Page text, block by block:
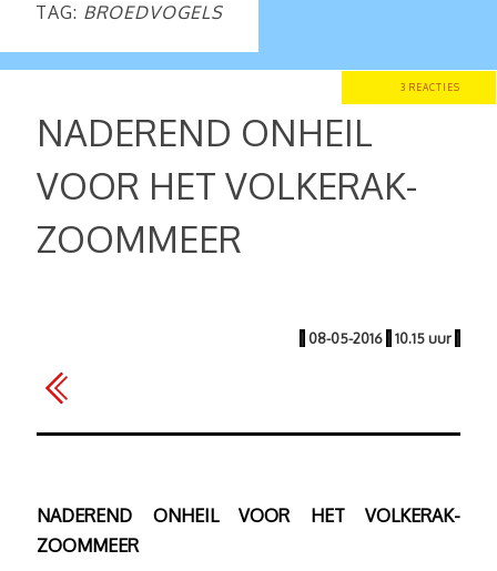
TAG: BROEDVOGELS
3 REACTIES
NADEREND ONHEIL
VOOR HET VOLKERAK-
ZOOMMEER
| 08-05-2016 | 10.15 uur |
NADEREND ONHEIL VOOR HET VOLKERAK-
ZOOMMEER